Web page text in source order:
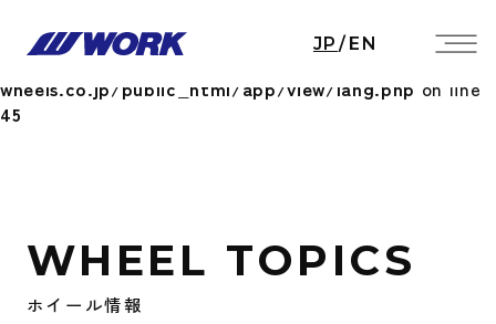
Notice: Undefined index: HTTP_ACCEPT_LANGUAGE
/home/workwheels/work-
wheels.co.jp/public_html/app/view/lang.php on line
45
JP / EN
WHEEL TOPICS
ホイール情報